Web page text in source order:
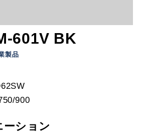
601V BK
製品
/900
ーション